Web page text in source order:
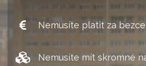
Nemusíte platit za
Nemusíte mít skromné